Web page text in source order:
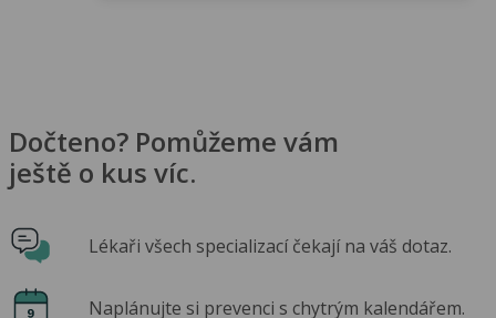
Dočteno? Pomůžeme vám
ještě o kus víc.
Lékaři všech specializací čekají na váš dotaz.
Naplánujte si prevenci s chytrým kalendářem.